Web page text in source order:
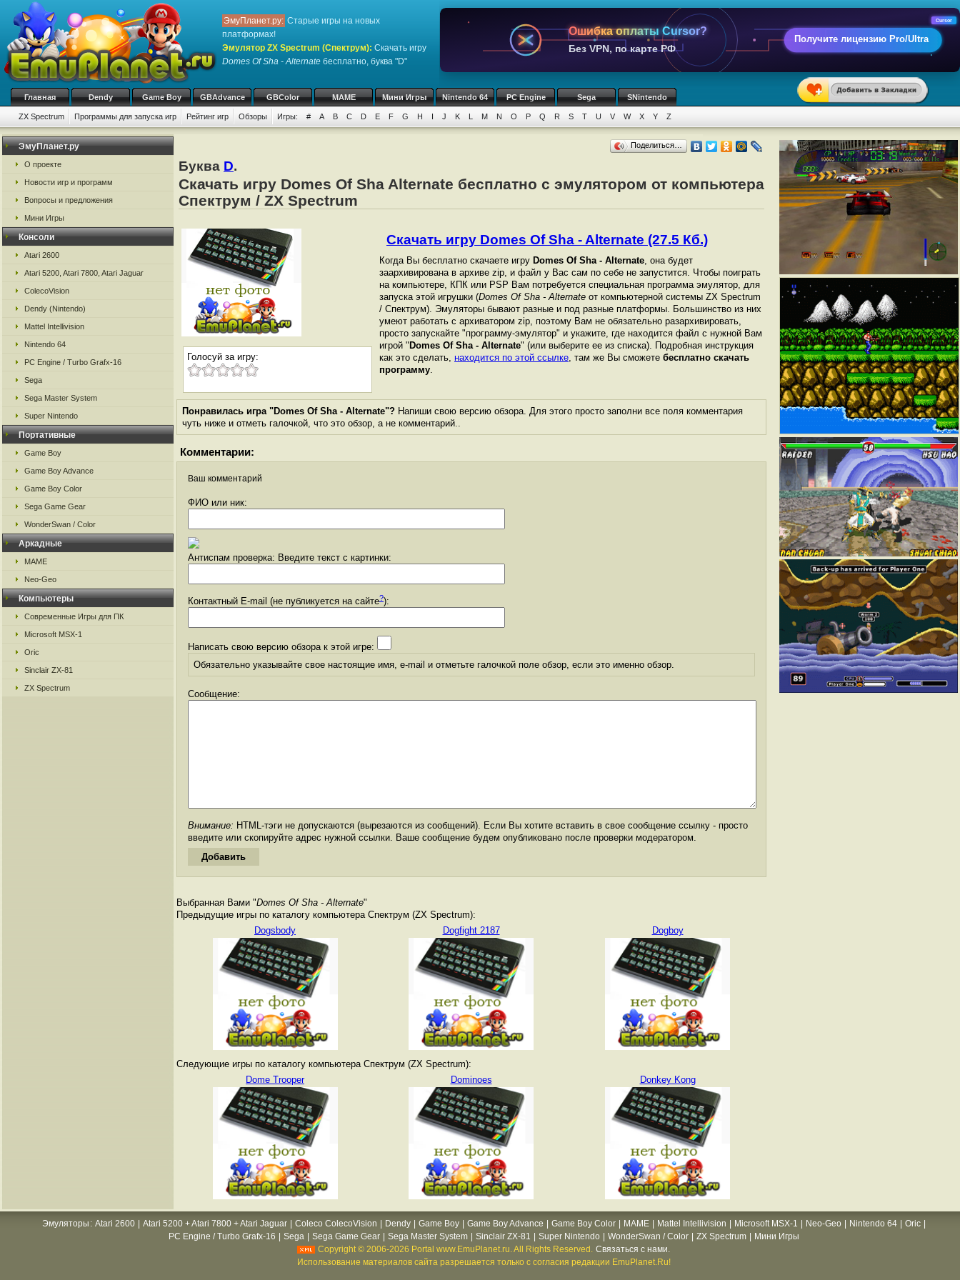
ЭмуПланет.ру: Старые игры на новых
платформах!
Эмулятор ZX Spectrum (Спектрум): Скачать игру
Domes Of Sha - Alternate бесплатно, буква "D"
Ошибка оплаты Cursor?
Без VPN, по карте РФ
Получите лицензию Pro/Ultra
Cursor
Главная Dendy Game Boy GBAdvance GBColor MAME Мини Игры Nintendo 64 PC Engine Sega SNintendo
ZX Spectrum Программы для запуска игр Рейтинг игр Обзоры Игры: # A B C D E F G H I J K L M N O P Q R S T U V W X Y Z
ЭмуПланет.ру
О проекте
Новости игр и программ
Вопросы и предложения
Мини Игры
Консоли
Atari 2600
Atari 5200, Atari 7800, Atari Jaguar
ColecoVision
Dendy (Nintendo)
Mattel Intellivision
Nintendo 64
PC Engine / Turbo Grafx-16
Sega
Sega Master System
Super Nintendo
Портативные
Game Boy
Game Boy Advance
Game Boy Color
Sega Game Gear
WonderSwan / Color
Аркадные
MAME
Neo-Geo
Компьютеры
Современные Игры для ПК
Microsoft MSX-1
Oric
Sinclair ZX-81
ZX Spectrum
Поделиться…
Буква D.
Скачать игру Domes Of Sha Alternate бесплатно с эмулятором от компьютера
Спектрум / ZX Spectrum
Голосуй за игру:
Скачать игру Domes Of Sha - Alternate (27.5 Кб.)
Когда Вы бесплатно скачаете игру Domes Of Sha - Alternate, она будет
заархивирована в архиве zip, и файл у Вас сам по себе не запустится. Чтобы поиграть
на компьютере, КПК или PSP Вам потребуется специальная программа эмулятор, для
запуска этой игрушки (Domes Of Sha - Alternate от компьютерной системы ZX Spectrum
/ Спектрум). Эмуляторы бывают разные и под разные платформы. Большинство из них
умеют работать с архиватором zip, поэтому Вам не обязательно разархивировать,
просто запускайте "программу-эмулятор" и укажите, где находится файл с нужной Вам
игрой " Domes Of Sha - Alternate" (или выберите ее из списка). Подробная инструкция
как это сделать, находится по этой ссылке, там же Вы сможете бесплатно скачать
программу.
Понравилась игра "Domes Of Sha - Alternate"? Напиши свою версию обзора. Для этого просто заполни все поля комментария
чуть ниже и отметь галочкой, что это обзор, а не комментарий..
Комментарии:
Ваш комментарий
ФИО или ник:
Антиспам проверка: Введите текст с картинки:
Контактный E-mail (не публикуется на сайте?):
Написать свою версию обзора к этой игре:
Обязательно указывайте свое настоящие имя, e-mail и отметьте галочкой поле обзор, если это именно обзор.
Сообщение:
Внимание: HTML-тэги не допускаются (вырезаются из сообщений). Если Вы хотите вставить в свое сообщение ссылку - просто
введите или скопируйте адрес нужной ссылки. Ваше сообщение будем опубликовано после проверки модератором.
Выбранная Вами "Domes Of Sha - Alternate"
Предыдущие игры по каталогу компьютера Спектрум (ZX Spectrum):
Dogsbody
Dogfight 2187 Dogboy
Следующие игры по каталогу компьютера Спектрум (ZX Spectrum):
Dome Trooper
Dominoes Donkey Kong
Эмуляторы : Atari 2600 Atari 5200 + Atari 7800 + Atari Jaguar Coleco ColecoVision Dendy Game Boy Game Boy Advance Game Boy Color MAME Mattel Intellivision Microsoft MSX-1 Neo-Geo Nintendo 64 Oric
PC Engine / Turbo Grafx-16
Sega Sega Game Gear Sega Master System Sinclair ZX-81 Super Nintendo WonderSwan / Color ZX Spectrum
Мини Игры
Copyright © 2006-2026 Portal www.EmuPlanet.ru. All Rights Reserved. Связаться с нами.
Использование материалов сайта разрешается только с согласия редакции EmuPlanet.Ru!